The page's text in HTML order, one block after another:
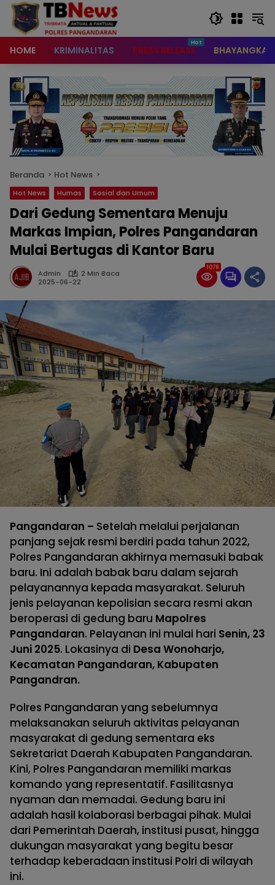
content
HOME KRIMINALITAS PRESS RELEASE BHAYANGKARI
Beranda Hot News
Hot News Humas Sosial dan Umum
Dari Gedung Sementara Menuju
Markas Impian, Polres Pangandaran
Mulai Bertugas di Kantor Baru
Admin
2 Min Baca
2025-06-22
1078
Pangandaran – Setelah melalui perjalanan
panjang sejak resmi berdiri pada tahun 2022,
Polres Pangandaran akhirnya memasuki babak
baru. Ini adalah babak baru dalam sejarah
pelayanannya kepada masyarakat. Seluruh
jenis pelayanan kepolisian secara resmi akan
beroperasi di gedung baru Mapolres
Pangandaran. Pelayanan ini mulai hari Senin, 23
Juni 2025. Lokasinya di Desa Wonoharjo,
Kecamatan Pangandaran, Kabupaten
Pangandran.
Polres Pangandaran yang sebelumnya
melaksanakan seluruh aktivitas pelayanan
masyarakat di gedung sementara eks
Sekretariat Daerah Kabupaten Pangandaran.
Kini, Polres Pangandaran memiliki markas
komando yang representatif. Fasilitasnya
nyaman dan memadai. Gedung baru ini
adalah hasil kolaborasi berbagai pihak. Mulai
dari Pemerintah Daerah, institusi pusat, hingga
dukungan masyarakat yang begitu besar
terhadap keberadaan institusi Polri di wilayah
ini.